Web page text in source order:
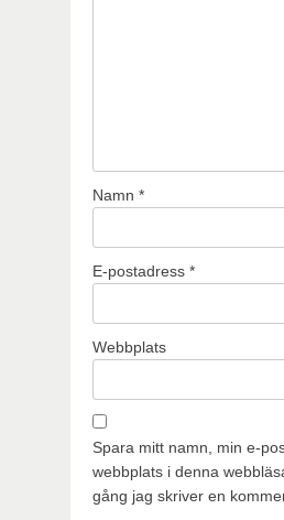
Namn *
E-postadress *
Webbplats
Spara mitt namn, min e-
webbplats i denna
gång jag skriver en